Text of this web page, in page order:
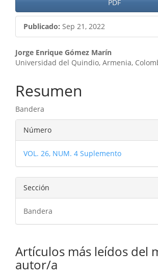
PDF
Publicado: Sep 21, 2022
Contenido
principal
del
artículo
Jorge Enrique Gómez Marín
Universidad del Quindio, Armenia,
Resumen
Bandera
Detalles
del
artículo
Número
VOL. 26, NUM. 4 Suplemento
Sección
Bandera
Artículos más leídos del
autor/a